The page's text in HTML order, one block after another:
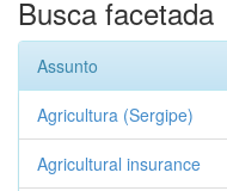
Busca facetada
Assunto
Agricultura (Sergipe)
Agricultural insurance